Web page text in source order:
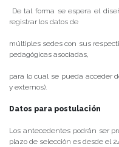
De tal forma se espera el
registrar los datos de
múltiples sedes con sus
pedagógicas asociadas,
para lo cual se pueda acceder
y externos).
Datos para postulación
Los antecedentes podrán ser
plazo de selección es desde el